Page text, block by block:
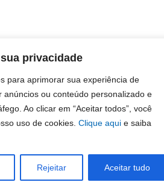
privacidade
para aprimorar sua experiência de
anúncios ou conteúdo personalizado e
Ao clicar em “Aceitar todos”, você
uso de cookies. Clique aqui e saiba
Rejeitar Aceitar tudo